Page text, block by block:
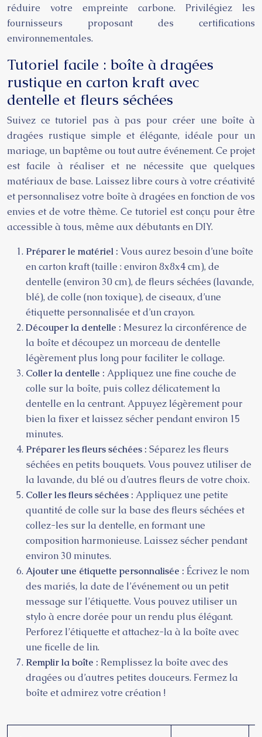
réduire votre empreinte carbone. Privilégiez les
fournisseurs proposant des certifications
environnementales.
Tutoriel facile : boîte à dragées
rustique en carton kraft avec
dentelle et fleurs séchées
Suivez ce tutoriel pas à pas pour créer une boîte à
dragées rustique simple et élégante, idéale pour un
mariage, un baptême ou tout autre événement. Ce projet
est facile à réaliser et ne nécessite que quelques
matériaux de base. Laissez libre cours à votre créativité
et personnalisez votre boîte à dragées en fonction de vos
envies et de votre thème. Ce tutoriel est conçu pour être
accessible à tous, même aux débutants en DIY.
Préparer le matériel : Vous aurez besoin d’une boîte
en carton kraft (taille : environ 8x8x4 cm), de
dentelle (environ 30 cm), de fleurs séchées (lavande,
blé), de colle (non toxique), de ciseaux, d’une
étiquette personnalisée et d’un crayon.
Découper la dentelle : Mesurez la circonférence de
la boîte et découpez un morceau de dentelle
légèrement plus long pour faciliter le collage.
Coller la dentelle : Appliquez une fine couche de
colle sur la boîte, puis collez délicatement la
dentelle en la centrant. Appuyez légèrement pour
bien la fixer et laissez sécher pendant environ 15
minutes.
Préparer les fleurs séchées : Séparez les fleurs
séchées en petits bouquets. Vous pouvez utiliser de
la lavande, du blé ou d’autres fleurs de votre choix.
Coller les fleurs séchées : Appliquez une petite
quantité de colle sur la base des fleurs séchées et
collez-les sur la dentelle, en formant une
composition harmonieuse. Laissez sécher pendant
environ 30 minutes.
Ajouter une étiquette personnalisée : Écrivez le nom
des mariés, la date de l’événement ou un petit
message sur l’étiquette. Vous pouvez utiliser un
stylo à encre dorée pour un rendu plus élégant.
Perforez l’étiquette et attachez-la à la boîte avec
une ficelle de lin.
Remplir la boîte : Remplissez la boîte avec des
dragées ou d’autres petites douceurs. Fermez la
boîte et admirez votre création !